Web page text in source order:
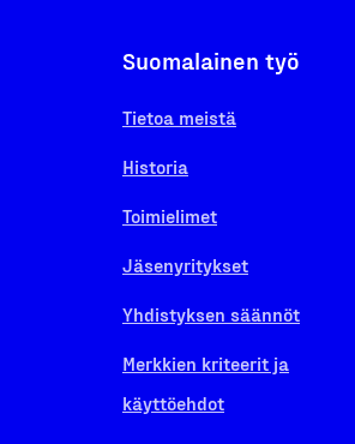
Suomalainen työ
Tietoa meistä
Historia
Toimielimet
Jäsenyritykset
Yhdistyksen säännöt
Merkkien kriteerit ja
käyttöehdot